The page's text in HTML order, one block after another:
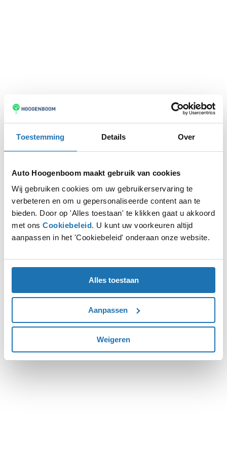
Toestemming Details Over
Auto Hoogenboom maakt gebruik van cookies
Wij gebruiken cookies om uw gebruikerservaring te
verbeteren en om u gepersonaliseerde content aan te
bieden. Door op 'Alles toestaan' te klikken gaat u akkoord
met ons Cookiebeleid. U kunt uw voorkeuren altijd
aanpassen in het 'Cookiebeleid' onderaan onze website.
Alles toestaan
Aanpassen
Weigeren
Application error: aclient-side exception has occurred while
loadingwww.autohoogenboom.nl (see the browser console
more information).